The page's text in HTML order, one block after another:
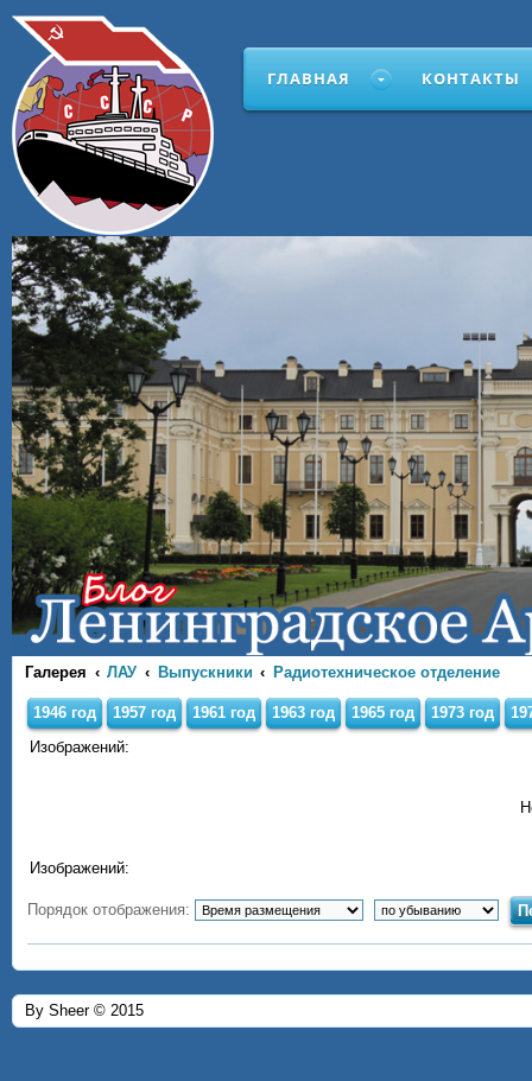
ГЛАВНАЯ КОНТАКТЫ
Галерея ЛАУ Выпускники Радиотехническое отделение
1946 год 1957 год 1961 год 1963 год 1965 год 1973 год
Изображений:
Изображений:
Порядок отображения:
By Sheer © 2015